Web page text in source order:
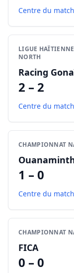
Centre du match
LIGUE
NORTH
Racing
2 – 2
Centre du match
CHAMPIONNAT
1 – 0
Centre du match
CHAMPIONNAT
FICA
0 – 0